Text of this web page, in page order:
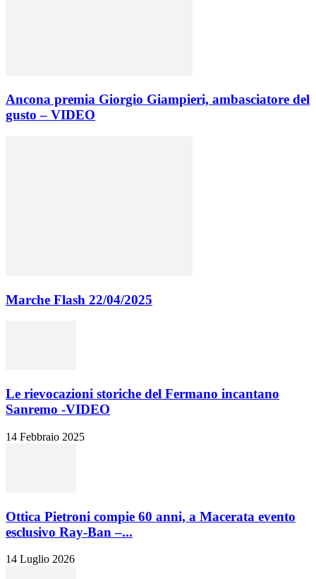
Ancona premia Giorgio Giampieri, ambasciatore del
gusto – VIDEO
Marche Flash 22/04/2025
Le rievocazioni storiche del Fermano incantano
Sanremo -VIDEO
14 Febbraio 2025
Ottica Pietroni compie 60 anni, a Macerata evento
esclusivo Ray-Ban –...
14 Luglio 2026